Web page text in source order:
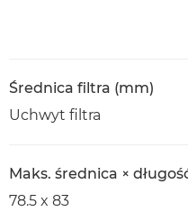
Średnica filtra (mm)
Uchwyt filtra
Maks. średnica ×
78.5 x 83